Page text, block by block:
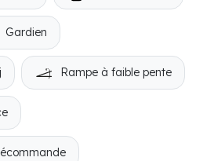
Gardien
Rampe à faible pente